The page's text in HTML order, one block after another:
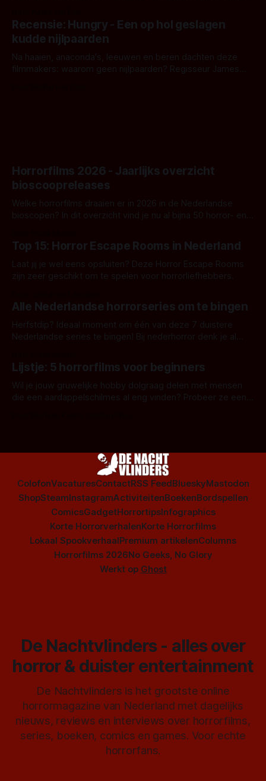
achtergrond, belooft iets kleurrijks maar onheilspellends,
iets ongrijpbaars. En dat maakt De Groen met ieder woord
waar.
Recensie: Hungry - Een op hol geslagen
kudde nijlpaarden
Na haaien, anaconda's, leeuwen en beren dachten deze
filmmakers: waarom geen nijlpaarden? Regisseur James
Horrorfilms 2026 - Jaarlijks overzicht
bioscoopreleases
Welke horrorfilms draaien er in 2026 in de Nederlandse
bioscopen? In dit overzicht vind je nu al bijna 50 horror- en
Top 15: Horror Escape Rooms in Nederland
Laat jij je wel eens opsluiten? Deze Horror Escape Rooms
zijn zeer geschikt om te spelen voor horrorliefhebbers.
Alle Nederlandse horrorseries om te bingen
Herfstdip? Ideaal moment om één van deze 7 duistere
Nederlandse series te bingen! Bij nederhorror denk je al
Amsterdamned of The Johnsons. Maar Nederlandse horror
is niet beperkt tot films. Hier een aantal Nederlandse tv-
series uit het duistere of horrorgenre. Als
Lijstje: 5 horrorfilms voor beginners
Wil je jouw gruwelijke hobby dolgraag delen met mensen
die een aardappelschilmes al eng vinden? Probeer ze eens
ColofonVacaturesContactRSS FeedBlueskyMastodon
ShopSteamInstagramActiviteitenBoekenBordspellen
ComicsGadgetHorrortipsInfographics
Korte HorrorverhalenKorte Horrorfilms
Lokaal SpookverhaalPremium artikelenColumns
Horrorfilms 2026No Geeks, No Glory
Werkt op Ghost
De Nachtvlinders - alles over
horror & duister entertainment
De Nachtvlinders is het grootste online
horrormagazine van Nederland met dagelijks
nieuws, reviews en interviews over horrorfilms,
series, boeken, comics en games. Voor echte
horrorfans.